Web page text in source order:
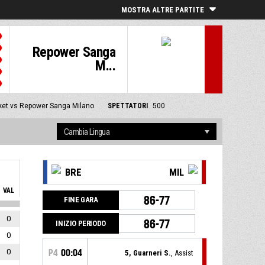
MOSTRA ALTRE PARTITE
Repower Sanga
M...
vs Repower Sanga Milano SPETTATORI 500
VAL
0
0
0
BRE MIL
FINE GARA 86-77
INIZIO PERIODO 86-77
P4 00:04 5, Guarneri S., Assist